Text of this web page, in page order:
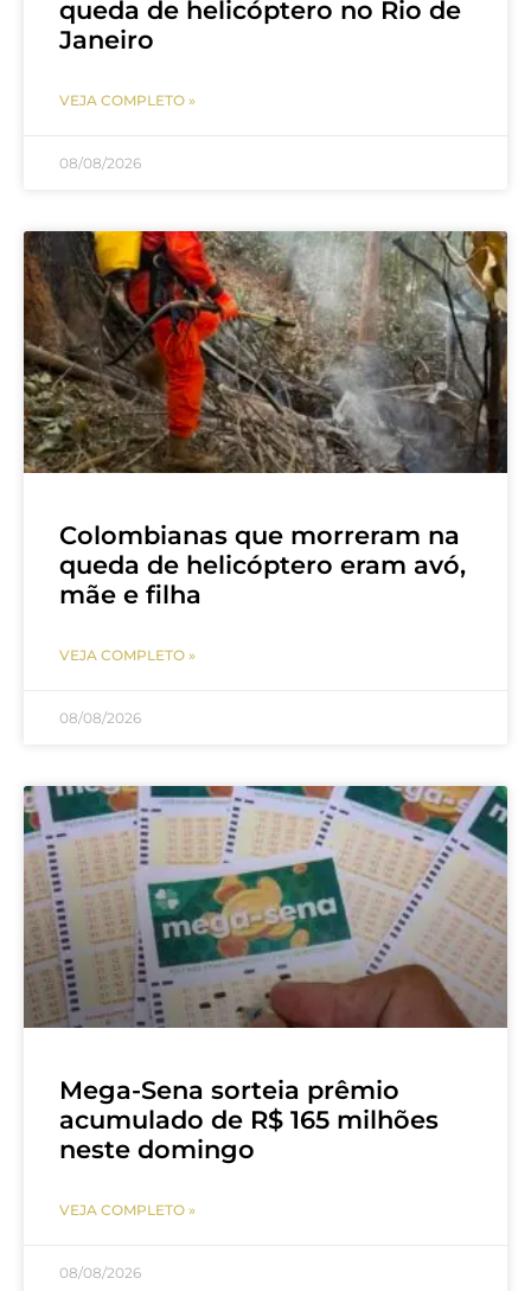
queda de helicóptero no Rio de
Janeiro
VEJA COMPLETO »
08/08/2026
Colombianas que morreram na
queda de helicóptero eram avó,
mãe e filha
VEJA COMPLETO »
08/08/2026
Mega-Sena sorteia prêmio
acumulado de R$ 165 milhões
neste domingo
VEJA COMPLETO »
08/08/2026